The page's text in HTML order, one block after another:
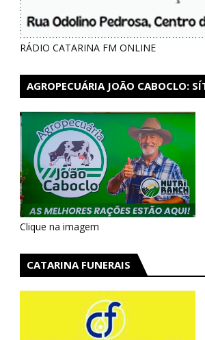
RÁDIO CATARINA FM ONLINE
AGROPECUÁRIA JOÃO CABOCLO:
Clique na imagem
CATARINA FUNERAIS